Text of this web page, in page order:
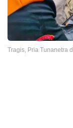
Tragis, Pria Tunanetra